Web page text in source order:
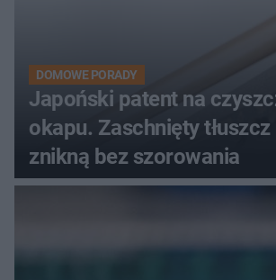
DOMOWE PORADY
Japoński patent na
okapu. Zaschnięty
znikną bez szorowania